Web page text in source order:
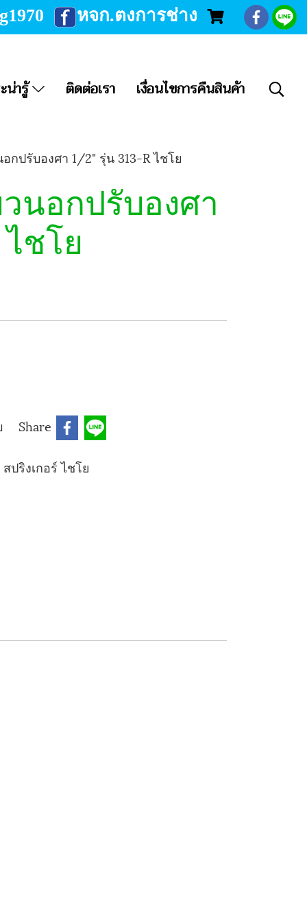
หจก.ตงการช่าง
น่ารู้ ติดต่อเรา เงื่อนไขการคืนสินค้า
อกปรับองศา 1/2" รุ่น 313-R ไชโย
นอกปรับองศา
ชโย
Share
สปริงเกอร์ ไชโย